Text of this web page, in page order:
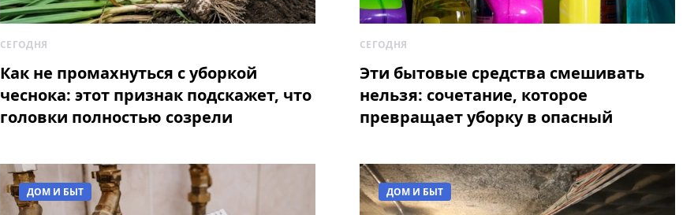
СЕГОДНЯ
Как не промахнуться с уборкой
чеснока: этот признак подскажет, что
головки полностью созрели
СЕГОДНЯ
Эти бытовые средства смешивать
нельзя: сочетание, которое
превращает уборку в опасный
ДОМ И БЫТ ДОМ И БЫТ